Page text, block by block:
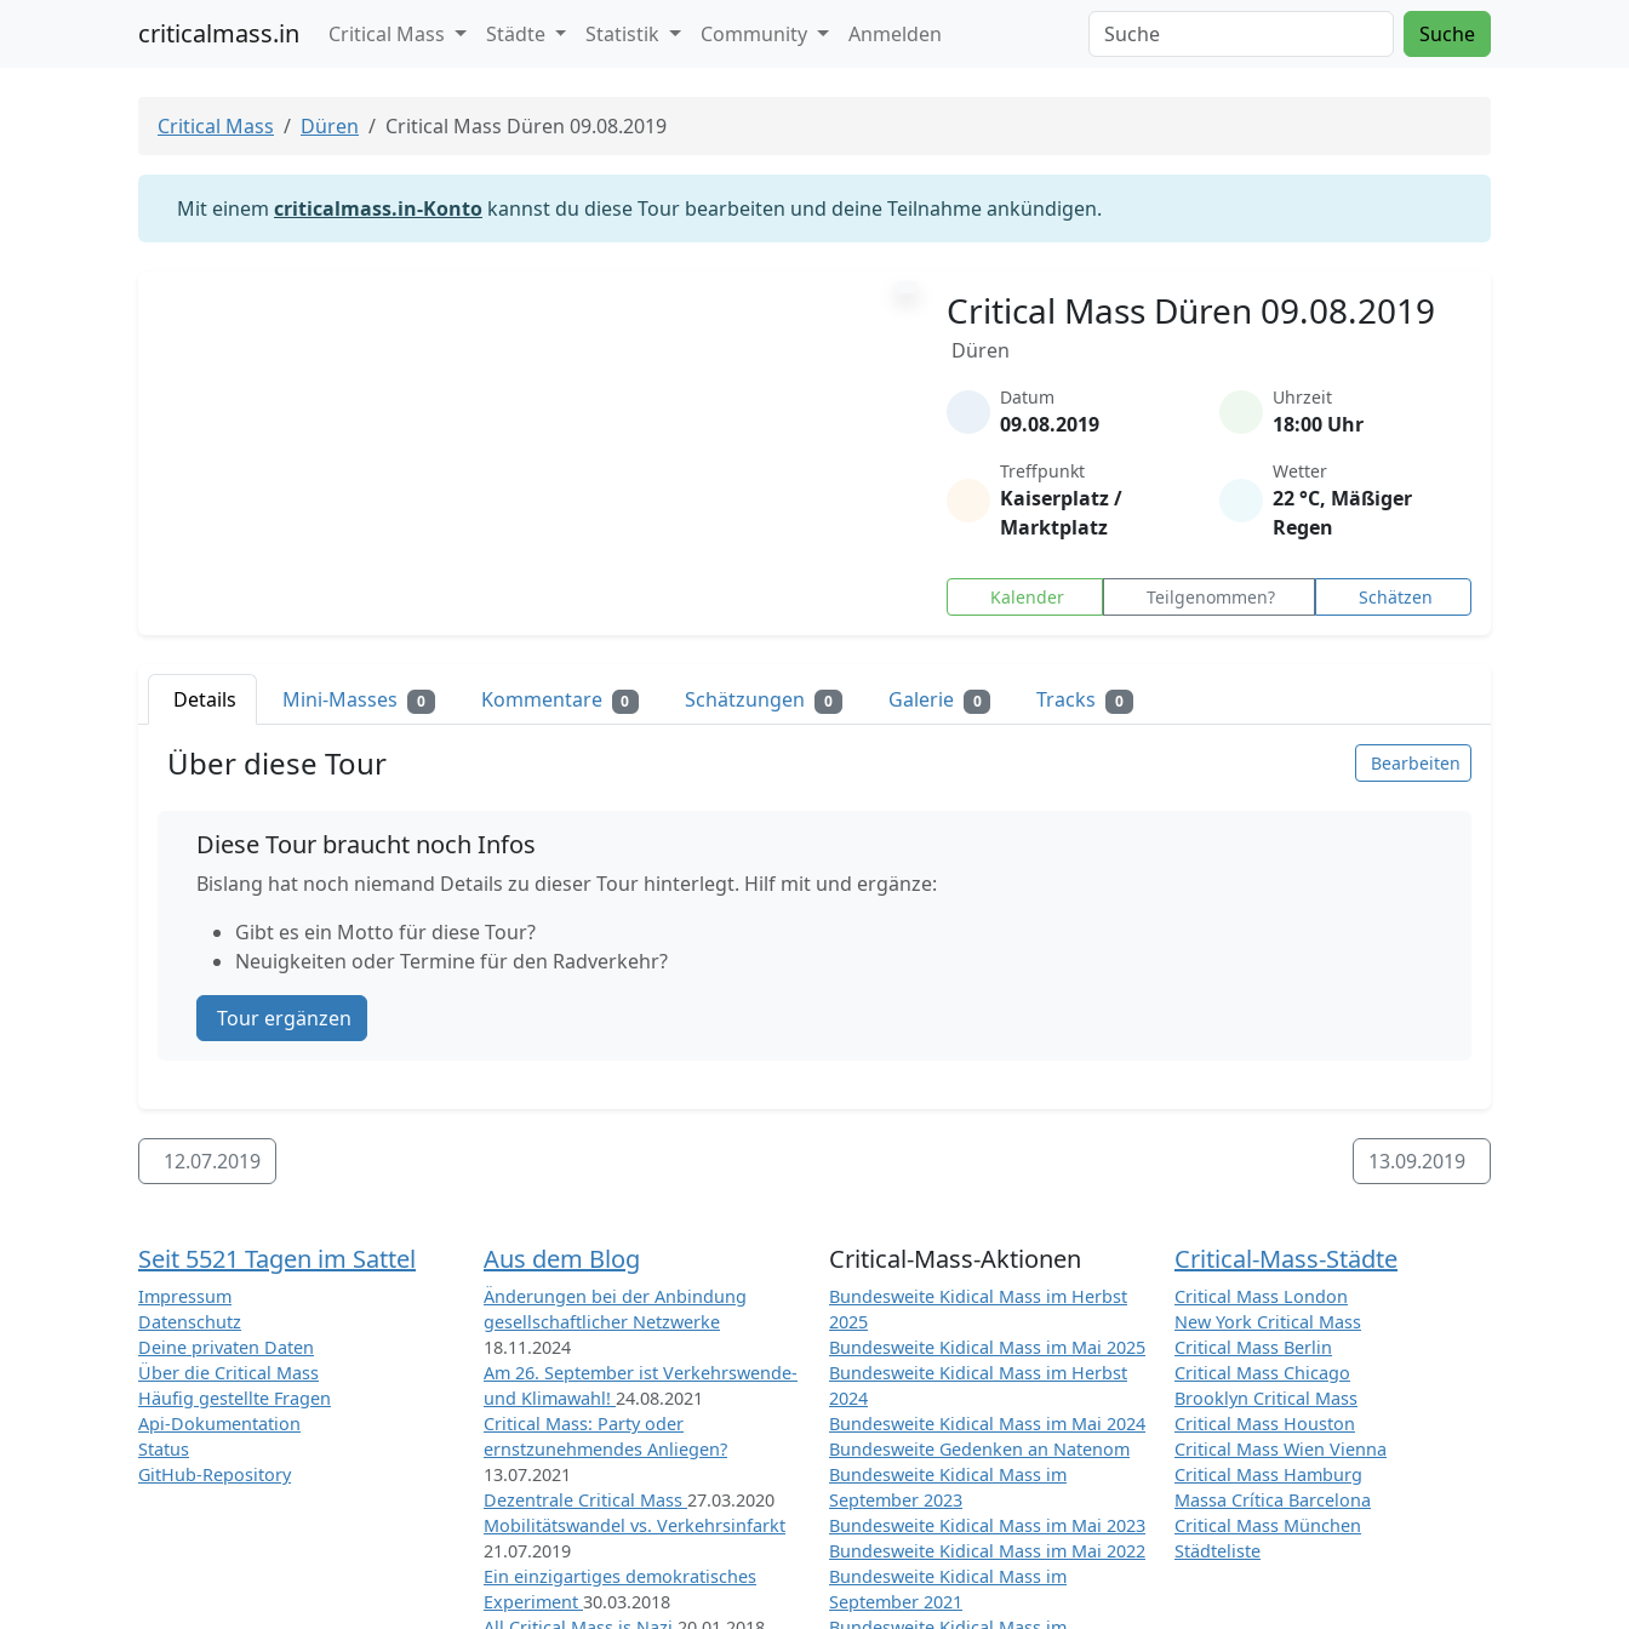
criticalmass.in Critical Mass Städte Statistik Community Anmelden Suche
Critical Mass Düren Critical Mass Düren 09.08.2019
Mit einem criticalmass.in-Konto kannst du diese Tour bearbeiten und deine Teilnahme ankündigen.
Critical Mass Düren 09.08.2019
Düren
Datum
09.08.2019
Uhrzeit
18:00 Uhr
Treffpunkt
Kaiserplatz /
Marktplatz
Wetter
22 °C, Mäßiger
Regen
Kalender Teilgenommen? Schätzen
Details Mini-Masses 0 Kommentare 0 Schätzungen 0 Galerie 0 Tracks 0
Über diese Tour Bearbeiten
Diese Tour braucht noch Infos
Bislang hat noch niemand Details zu dieser Tour hinterlegt. Hilf mit und ergänze:
Gibt es ein Motto für diese Tour?
Neuigkeiten oder Termine für den Radverkehr?
Tour ergänzen
12.07.2019 13.09.2019
Seit 5521 Tagen im Sattel
Impressum
Datenschutz
Deine privaten Daten
Über die Critical Mass
Häufig gestellte Fragen
Api-Dokumentation
Status
GitHub-Repository
Aus dem Blog
Änderungen bei der Anbindung
gesellschaftlicher Netzwerke
18.11.2024
Am 26. September ist Verkehrswende-
und Klimawahl! 24.08.2021
Critical Mass: Party oder
ernstzunehmendes Anliegen?
13.07.2021
Dezentrale Critical Mass 27.03.2020
Mobilitätswandel vs. Verkehrsinfarkt
21.07.2019
Ein einzigartiges demokratisches
Experiment 30.03.2018
Critical-Mass-Aktionen
Bundesweite Kidical Mass im Herbst
2025
Bundesweite Kidical Mass im Mai 2025
Bundesweite Kidical Mass im Herbst
2024
Bundesweite Kidical Mass im Mai 2024
Bundesweite Gedenken an Natenom
Bundesweite Kidical Mass im
September 2023
Bundesweite Kidical Mass im Mai 2023
Bundesweite Kidical Mass im Mai 2022
Bundesweite Kidical Mass im
September 2021
Critical-Mass-Städte
Critical Mass London
New York Critical Mass
Critical Mass Berlin
Critical Mass Chicago
Brooklyn Critical Mass
Critical Mass Houston
Critical Mass Wien Vienna
Critical Mass Hamburg
Massa Crítica Barcelona
Critical Mass München
Städteliste